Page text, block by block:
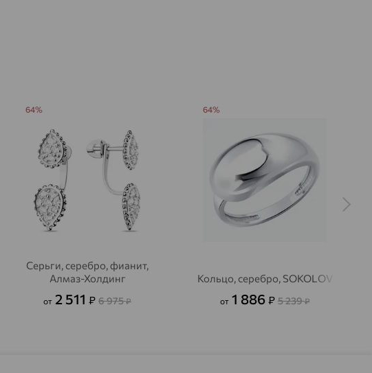
Серьги, серебро, фианит,
Алмаз-Холдинг
от 2 511 ₽ 6 975₽
64%
Кольцо, серебро, SOKOLOV
от 1 886 ₽ 5 239₽
64%
доставка